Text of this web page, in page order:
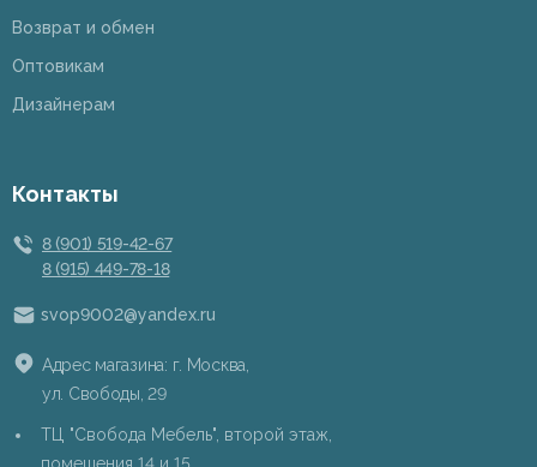
Возврат и обмен
Оптовикам
Дизайнерам
Контакты
8 (901) 519-42-67
8 (915) 449-78-18
svop9002@yandex.ru
Адрес магазина: г. Москва,
ул. Свободы, 29
ТЦ "Свобода Мебель", второй этаж,